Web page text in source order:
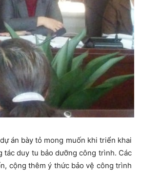
án bày tỏ mong muốn khi triển khai
tác duy tu bảo dưỡng công trình. Các
cộng thêm ý thức bảo vệ công trình